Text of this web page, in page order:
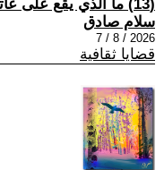
(13) ما الذي يقع على عاتق الشعراء
سلام صادق
2026 / 8 / 7
قضايا ثقافية